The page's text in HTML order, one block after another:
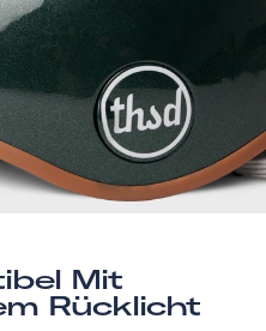
Mit
Rücklicht